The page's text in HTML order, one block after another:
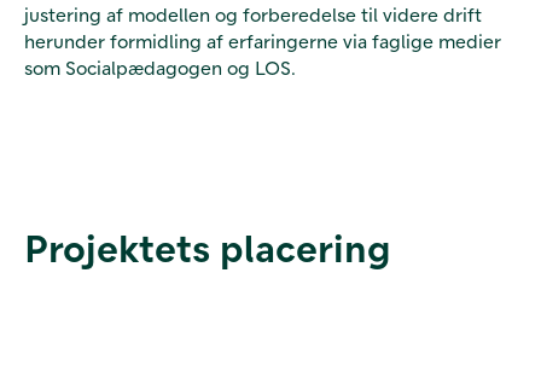
justering af modellen og forberedelse til videre drift
herunder formidling af erfaringerne via faglige medier
som Socialpædagogen og LOS.
Projektets placering